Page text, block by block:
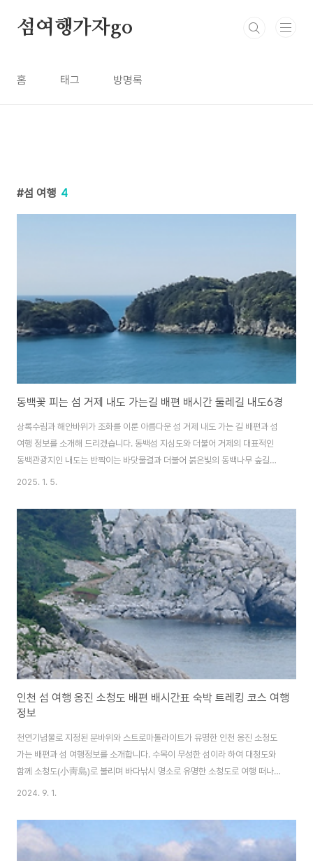
섬여행가자go
홈 태그 방명록
섬 여행 4
동백꽃 피는 섬 거제 내도 가는길 배편 배시간 둘레길 내도6경
상록수림과 해안바위가 조화를 이룬 아름다운 섬 거제 내도 가는 길 배편과 섬
여행 정보를 소개해 드리겠습니다. 동백섬 지심도와 더불어 거제의 대표적인
동백관광지인 내도는 반짝이는 바닷물결과 더불어 붉은빛의 동백나무 숲길을
찾아 많은 관광객들이 방문하는 힐링 여행지입니다. 또한 내도 건너편 거제 본
내도 가는 길에 같이 방문하기 좋습니다. 대통령 별장이 있는 거제 저도 배편
과 섬 여행정보도 함께 알아보세요. 거제 저도 배편 & 여행 정보 알아보기 내
도 가는 배편에메랄드빛의 속까지 투명하게 다 보이는 맑고 깨끗한 바다, 울창
한 동백꽃, 편백 등 자연의 선물을 자연 그대로 품고 있는 섬, 거제 내도를 가기
위해서는 구조라선착장으로..
2025. 1. 5.
인천 섬 여행 옹진 소청도 배편 배시간표 숙박 트레킹 코스 여행
정보
천연기념물로 지정된 분바위와 스트로마톨라이트가 유명한 인천 옹진 소청도
가는 배편과 섬 여행정보를 소개합니다. 수목이 무성한 섬이라 하여 대청도와
함께 소청도(小靑島)로 불리며 바다낚시 명소로 유명한 소청도로 여행 떠나보
세요. 청정해역과 천혜의 관광자원을 보유한 섬, 대청도 가는 배편과 여행
편 인천에서 소청도 가는 배편은 인천항연안여객선터미널에서 고려고속훼리
에서 운항하는 배를 이용해 갈 수 있으며 3시간 정도 소요됩니다. 소청도
배편 예약하기 ✅ 운항시간• 인천 → 소청도 - 코리아프라이드호:
2024. 9. 1.